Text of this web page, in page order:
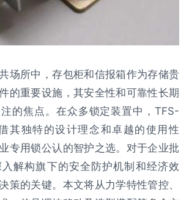
场所中，存包柜和信报箱作为存储贵
的重要设施，其安全性和可靠性长期
的焦点。在众多锁定装置中，TFS-
其独特的设计理念和卓越的使用性
专用锁公认的智护之选。对于企业批
解构旗下的安全防护机制和经济效
策的关键。本文将从力学特性管控、